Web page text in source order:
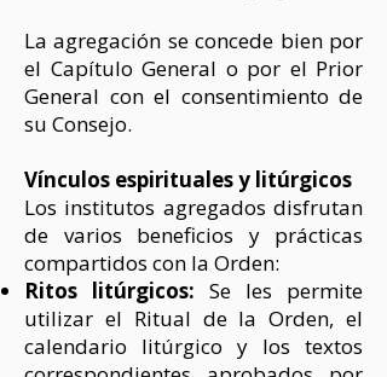
La agregación se concede bien por
el Capítulo General o por el Prior
General con el consentimiento de
su Consejo.
Vínculos espirituales y litúrgicos
Los institutos agregados disfrutan
de varios beneficios y prácticas
compartidos con la Orden:
Ritos litúrgicos: Se les permite
utilizar el Ritual de la Orden, el
calendario litúrgico y los textos